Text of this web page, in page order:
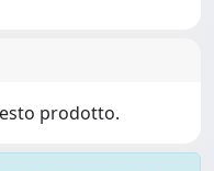
prodotto.